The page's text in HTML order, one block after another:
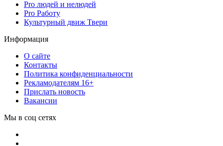
Pro людей и нелюдей
Pro Работу
Культурный движ Твери
Информация
О сайте
Контакты
Политика конфиденциальности
Рекламодателям 16+
Прислать новость
Вакансии
Мы в соц сетях